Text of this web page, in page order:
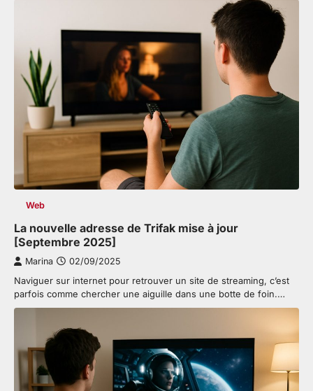
Web
La nouvelle adresse de Trifak mise à jour
[Septembre 2025]
Marina 02/09/2025
Naviguer sur internet pour retrouver un site de streaming, c’est
parfois comme chercher une aiguille dans une botte de foin.…